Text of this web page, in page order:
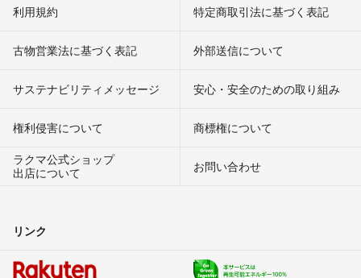
利用規約 特定商取引法に基づく表記
古物営業法に基づく表記 外部送信について
サステナビリティメッセージ 安心・安全のための取り組み
権利侵害について
商標権について
ラクマ公式ショップ
出店について
お問い合わせ
リンク